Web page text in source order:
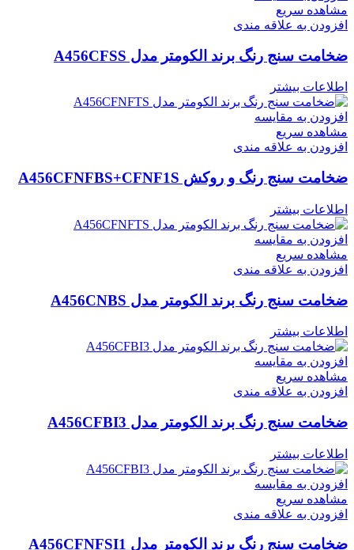
مشاهده سریع
افزودن به علاقه مندی
ضخامت سنج رنگ برند الکومتر مدل A456CFSS
اطلاعات بیشتر
افزودن به مقایسه
مشاهده سریع
افزودن به علاقه مندی
ضخامت سنج رنگ و روکش A456CFNFBS+CFNF1S
اطلاعات بیشتر
افزودن به مقایسه
مشاهده سریع
افزودن به علاقه مندی
ضخامت سنج رنگ برند الکومتر مدل A456CNBS
اطلاعات بیشتر
افزودن به مقایسه
مشاهده سریع
افزودن به علاقه مندی
ضخامت سنج رنگ برند الکومتر مدل A456CFBI3
اطلاعات بیشتر
افزودن به مقایسه
مشاهده سریع
افزودن به علاقه مندی
ضخامت سنج رنگ برند الکومتر مدل A456CFNFSI1